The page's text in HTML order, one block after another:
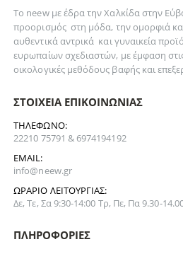
Το neew με έδρα την Xαλκίδα στην
προορισμός στη μόδα, τηνομορφιά
αυθεντικάαντρικά καιγυναικεία
ευρωπαίων σχεδιαστών, με έμφαση στις
οικολογικές μεθόδους βαφής και
ΣΤΟΙΧΕΊΑ ΕΠΙΚΟΙΝΩΝΊΑΣ
ΤΗΛΈΦΩΝΟ:
22210 75791 & 6974194192
EMAIL:
info@neew.gr
ΩΡΆΡΙΟ ΛΕΙΤΟΥΡΓΊΑΣ:
Δε, Τε, Σα 9:30-14:00 Τρ, Πε, Πα 9.30-
ΠΛΗΡΟΦΟΡΊΕΣ